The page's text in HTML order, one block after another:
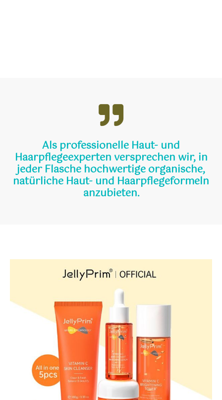
Als professionelle Haut- und
Haarpflegeexperten versprechen wir, in
jeder Flasche hochwertige organische,
natürliche Haut- und Haarpflegeformeln
anzubieten.